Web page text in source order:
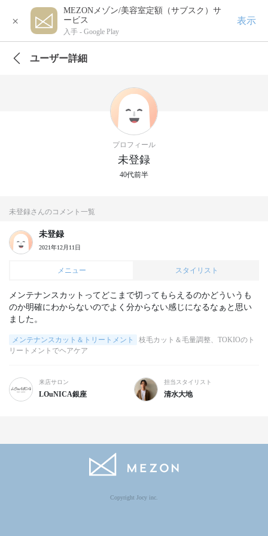
×
MEZONメゾン/美容室定額（サブスク）サ
ービス
入手 - Google Play
表示
ユーザー詳細
プロフィール
未登録
40代前半
未登録さんのコメント一覧
未登録
2021年12月11日
メニュー スタイリスト
メンテナンスカットってどこまで切ってもらえるのかどういうも
のか明確にわからないのでよく分からない感じになるなぁと思い
ました。
メンテナンスカット＆トリートメント
枝毛カット＆毛量調整、TOKIOのト
リートメントでヘアケア
来店サロン
LOuNICA銀座
担当スタイリスト
清水大地
Copyright Jocy inc.